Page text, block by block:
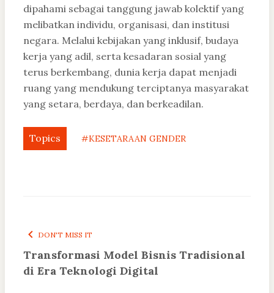
dipahami sebagai tanggung jawab kolektif yang
melibatkan individu, organisasi, dan institusi
negara. Melalui kebijakan yang inklusif, budaya
kerja yang adil, serta kesadaran sosial yang
terus berkembang, dunia kerja dapat menjadi
ruang yang mendukung terciptanya masyarakat
yang setara, berdaya, dan berkeadilan.
Topics #KESETARAAN GENDER
DON'T MISS IT
Transformasi Model Bisnis Tradisional
di Era Teknologi Digital